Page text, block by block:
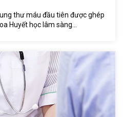
thư máu đầu tiên được ghép
Huyết học lâm sàng...